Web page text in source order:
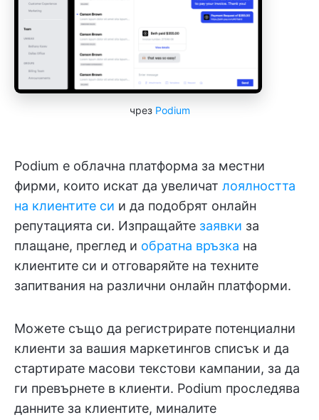
чрез Podium
Podium е облачна платформа за местни
фирми, които искат да увеличат лоялността
на клиентите си и да подобрят онлайн
репутацията си. Изпращайте заявки за
плащане, преглед и обратна връзка на
клиентите си и отговаряйте на техните
запитвания на различни онлайн платформи.
Можете също да регистрирате потенциални
клиенти за вашия маркетингов списък и да
стартирате масови текстови кампании, за да
ги превърнете в клиенти. Podium проследява
данните за клиентите, миналите